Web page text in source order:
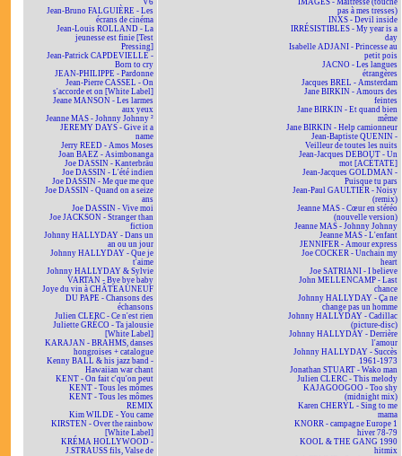
V6
Jean-Bruno FALGUIÈRE - Les
écrans de cinéma
Jean-Louis ROLLAND - La
jeunesse est finie [Test
Pressing]
Jean-Patrick CAPDEVIELLE -
Born to cry
JEAN-PHILIPPE - Pardonne
Jean-Pierre CASSEL - On
s'accorde et on [White Label]
Jeane MANSON - Les larmes
aux yeux
Jeanne MAS - Johnny Johnny ²
JEREMY DAYS - Give it a
name
Jerry REED - Amos Moses
Joan BAEZ - Asimbonanga
Joe DASSIN - Kanterbräu
Joe DASSIN - L'été indien
Joe DASSIN - Me que me que
Joe DASSIN - Quand on a seize
ans
Joe DASSIN - Vive moi
Joe JACKSON - Stranger than
fiction
Johnny HALLYDAY - Dans un
an ou un jour
Johnny HALLYDAY - Que je
t'aime
Johnny HALLYDAY & Sylvie
VARTAN - Bye bye baby
Joye du vin à CHÂTEAUNEUF
DU PAPE - Chansons des
échansons
Julien CLERC - Ce n'est rien
Juliette GRÉCO - Ta jalousie
[White Label]
KARAJAN - BRAHMS, danses
hongroises + catalogue
Kenny BALL & his jazz band -
Hawaiian war chant
KENT - On fait c'qu'on peut
KENT - Tous les mômes
KENT - Tous les mômes
REMIX
Kim WILDE - You came
KIRSTEN - Over the rainbow
[White Label]
KRÉMA HOLLYWOOD -
J.STRAUSS fils, Valse de
IMAGES - Maîtresse (touche
pas à mes tresses)
INXS - Devil inside
IRRÉSISTIBLES - My year is a
day
Isabelle ADJANI - Princesse au
petit pois
JACNO - Les langues
étrangères
Jacques BREL - Amsterdam
Jane BIRKIN - Amours des
feintes
Jane BIRKIN - Et quand bien
même
Jane BIRKIN - Help camionneur
Jean-Baptiste QUENIN -
Veilleur de toutes les nuits
Jean-Jacques DEBOUT - Un
mot [ACÉTATE]
Jean-Jacques GOLDMAN -
Puisque tu pars
Jean-Paul GAULTIER - Noisy
(remix)
Jeanne MAS - Cœur en stéréo
(nouvelle version)
Jeanne MAS - Johnny Johnny
Jeanne MAS - L'enfant
JENNIFER - Amour express
Joe COCKER - Unchain my
heart
Joe SATRIANI - I believe
John MELLENCAMP - Last
chance
Johnny HALLYDAY - Ça ne
change pas un homme
Johnny HALLYDAY - Cadillac
(picture-disc)
Johnny HALLYDAY - Derrière
l'amour
Johnny HALLYDAY - Succès
1961-1973
Jonathan STUART - Wako man
Julien CLERC - This melody
KAJAGOOGOO - Too shy
(midnight mix)
Karen CHERYL - Sing to me
mama
KNORR - campagne Europe 1
hiver 78-79
KOOL & THE GANG 1990
hitmix